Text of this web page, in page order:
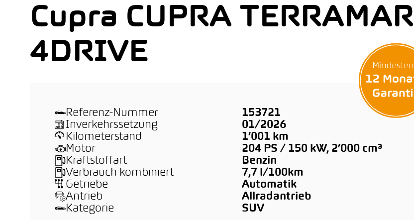
Cupra CUPRA TERRAMAR
4DRIVE
Referenz-Nummer
153721
Inverkehrssetzung
01/2026
Kilometerstand
1’001 km
Motor
204 PS / 150 kW, 2’000 cm³
Kraftstoffart
Benzin
Verbrauch kombiniert
7,7 l/100km
Getriebe
Automatik
Antrieb
Allradantrieb
Kategorie
SUV